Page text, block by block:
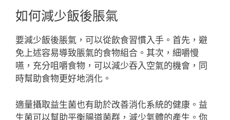
如何減少飯後脹氣
要減少飯後脹氣，可以從飲食習慣入手。首先，避
免上述容易導致脹氣的食物組合。其次，細嚼慢
嚥，充分咀嚼食物，可以減少吞入空氣的機會，同
時幫助食物更好地消化。
適量攝取益生菌也有助於改善消化系統的健康。益
生菌可以幫助平衡腸道菌群，減少氣體的產生。你